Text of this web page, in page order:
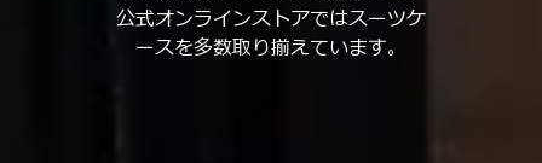
公式オンラインストアではスーツケ
ースを多数取り揃えています。